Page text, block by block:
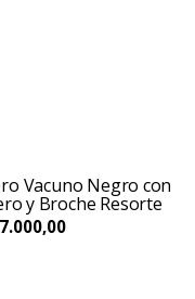
Vacuno Negro con
y Broche Resorte